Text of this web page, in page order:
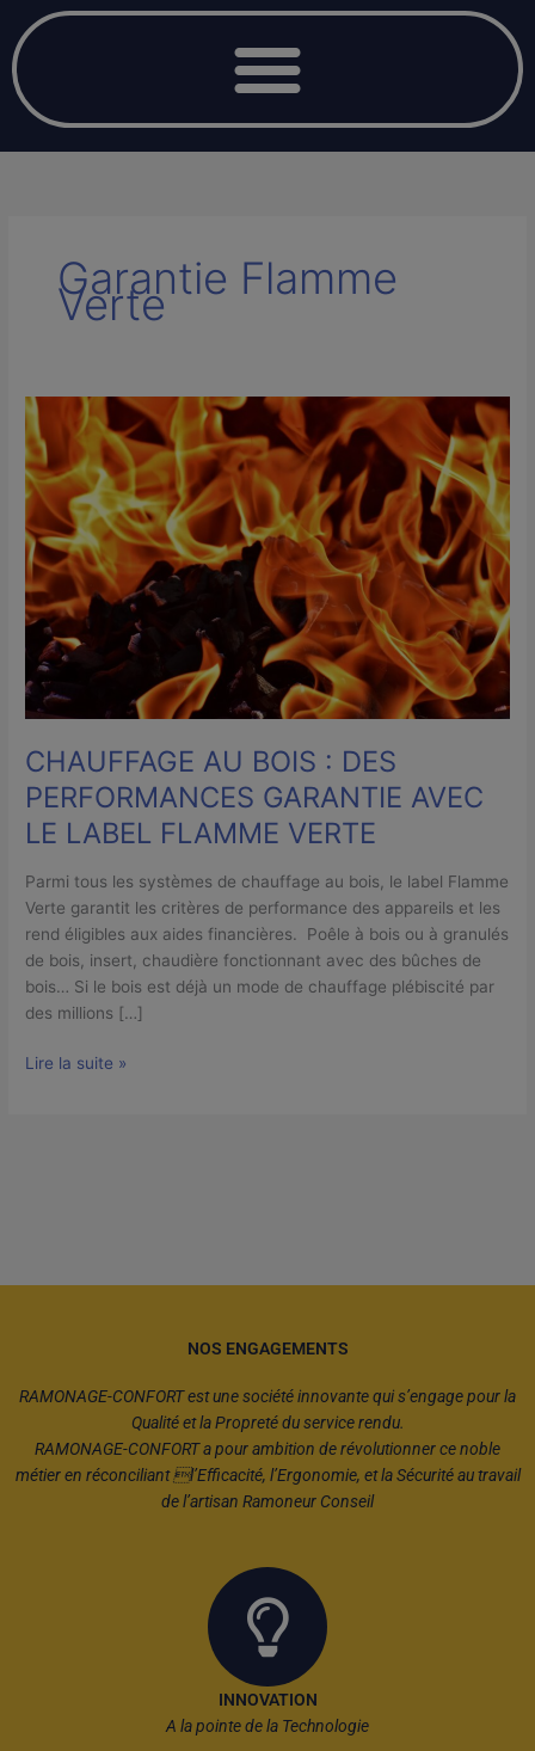
Garantie Flamme
Verte
CHAUFFAGE AU BOIS : DES
PERFORMANCES GARANTIE AVEC
LE LABEL FLAMME VERTE
Parmi tous les systèmes de chauffage au bois, le label Flamme
Verte garantit les critères de performance des appareils et les
rend éligibles aux aides financières. Poêle à bois ou à granulés
de bois, insert, chaudière fonctionnant avec des bûches de
bois… Si le bois est déjà un mode de chauffage plébiscité par
des millions […]
CHAUFFAGE
AU
BOIS
:
DES
PERFORMANCES
GARANTIE
AVEC
LE
LABEL
FLAMME
VERTE
Lire la suite »
NOS ENGAGEMENTS
RAMONAGE-CONFORT est une société innovante qui s’engage pour la
Qualité et la Propreté du service rendu.
RAMONAGE-CONFORT a pour ambition de révolutionner ce noble
métier en réconciliant l’Efficacité, l’Ergonomie, et la Sécurité au travail
de l’artisan Ramoneur Conseil
INNOVATION
A la pointe de la Technologie